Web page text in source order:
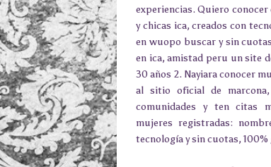
experiencias. Quiero conocer
y chicas ica, creados con
en wuopo buscar y sin
en ica, amistad peru un site
30 años 2. Nayiara conocer
al sitio oficial de
comunidades y ten citas
mujeres registradas:
tecnología y sin cuotas,